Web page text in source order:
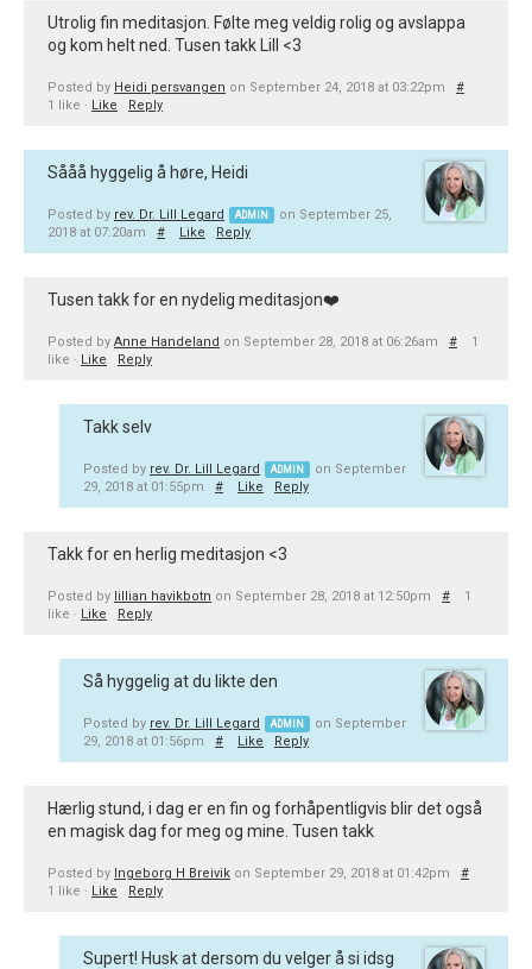
Utrolig fin meditasjon. Følte meg veldig rolig og avslappa
og kom helt ned. Tusen takk Lill <3
Posted by Heidi persvangen on September 24, 2018 at 03:22pm
#
1 like · Like Reply
Sååå hyggelig å høre, Heidi
Posted by rev. Dr. Lill Legard ADMIN
on September 25,
2018 at 07:20am
# Like Reply
Tusen takk for en nydelig meditasjon❤️
Posted by Anne Handeland on September 28, 2018 at 06:26am #
1
like · Like Reply
Takk selv
Posted by rev. Dr. Lill Legard ADMIN
on September
29, 2018 at 01:55pm
# Like Reply
Takk for en herlig meditasjon <3
Posted by lillian havikbotn on September 28, 2018 at 12:50pm #
1
like · Like Reply
Så hyggelig at du likte den
Posted by rev. Dr. Lill Legard ADMIN
on September
29, 2018 at 01:56pm
# Like Reply
Hærlig stund, i dag er en fin og forhåpentligvis blir det også
en magisk dag for meg og mine. Tusen takk
Posted by Ingeborg H Breivik on September 29, 2018 at 01:42pm
#
1 like · Like Reply
Supert! Husk at dersom du velger å si idsg